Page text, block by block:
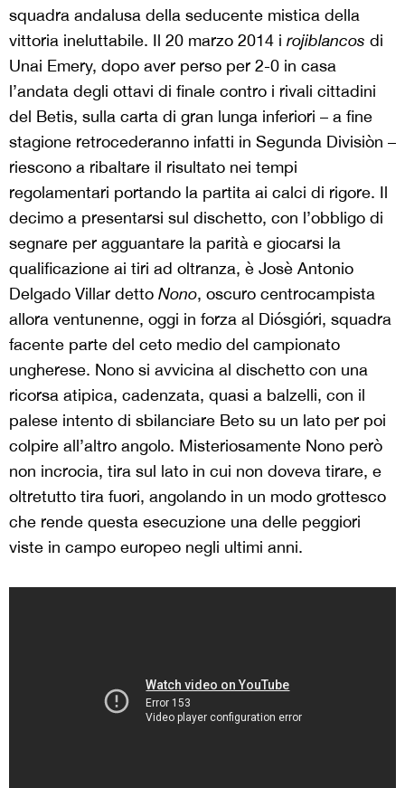
squadra andalusa della seducente mistica della
vittoria ineluttabile. Il 20 marzo 2014 i rojiblancos di
Unai Emery, dopo aver perso per 2-0 in casa
l’andata degli ottavi di finale contro i rivali cittadini
del Betis, sulla carta di gran lunga inferiori – a fine
stagione retrocederanno infatti in Segunda Divisiòn –
riescono a ribaltare il risultato nei tempi
regolamentari portando la partita ai calci di rigore. Il
decimo a presentarsi sul dischetto, con l’obbligo di
segnare per agguantare la parità e giocarsi la
qualificazione ai tiri ad oltranza, è Josè Antonio
Delgado Villar detto Nono, oscuro centrocampista
allora ventunenne, oggi in forza al Diósgióri, squadra
facente parte del ceto medio del campionato
ungherese. Nono si avvicina al dischetto con una
ricorsa atipica, cadenzata, quasi a balzelli, con il
palese intento di sbilanciare Beto su un lato per poi
colpire all’altro angolo. Misteriosamente Nono però
non incrocia, tira sul lato in cui non doveva tirare, e
oltretutto tira fuori, angolando in un modo grottesco
che rende questa esecuzione una delle peggiori
viste in campo europeo negli ultimi anni.